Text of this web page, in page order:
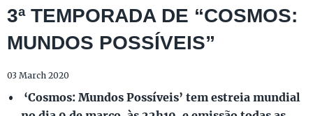
3ª TEMPORADA DE “COSMOS:
MUNDOS POSSÍVEIS”
03 March 2020
‘Cosmos: Mundos Possíveis’ tem estreia mundial